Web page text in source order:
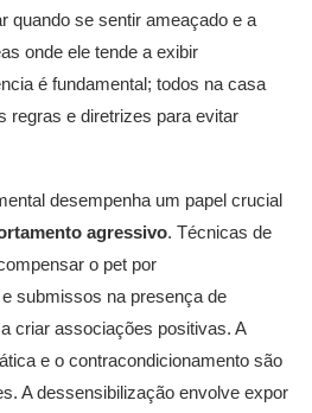
quando se sentir ameaçado e a
onde ele tende a exibir
é fundamental; todos na casa
regras e diretrizes para evitar
desempenha um papel crucial
agressivo. Técnicas de
o pet por
submissos na presença de
criar associações positivas. A
e o contracondicionamento são
A dessensibilização envolve expor